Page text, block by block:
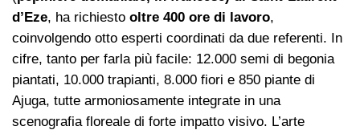
d’Eze, ha richiesto oltre 400 ore di lavoro,
coinvolgendo otto esperti coordinati da due referenti. In
cifre, tanto per farla più facile: 12.000 semi di begonia
piantati, 10.000 trapianti, 8.000 fiori e 850 piante di
Ajuga, tutte armoniosamente integrate in una
scenografia floreale di forte impatto visivo. L’arte